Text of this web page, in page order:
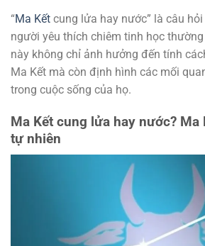
“Ma Kết cung lửa hay nước” là câu
người yêu thích chiêm tinh học
này không chỉ ảnh hưởng đến tính
Ma Kết mà còn định hình các mối
trong cuộc sống của họ.
Ma Kết cung lửa hay nước? Ma
tự nhiên